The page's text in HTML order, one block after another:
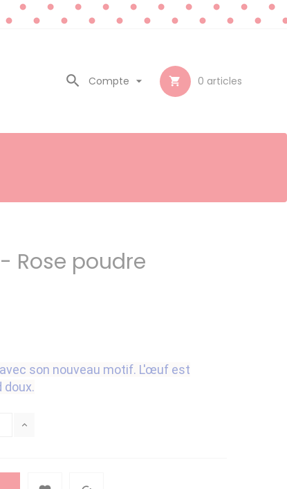
 0 articles
Compte 

Rose poudre
son nouveau motif. L'œuf est
doux.